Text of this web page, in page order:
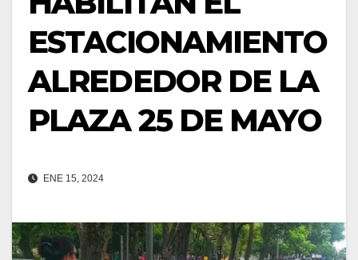
ESTACIONAMIENTO
ALREDEDOR DE LA
PLAZA 25 DE MAYO
ENE 15, 2024